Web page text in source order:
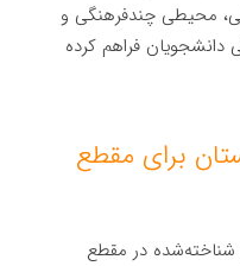
محیطی چندفرهنگی و
دانشجویان فراهم کرده
برای مقطع
شناخته‌شده در مقطع